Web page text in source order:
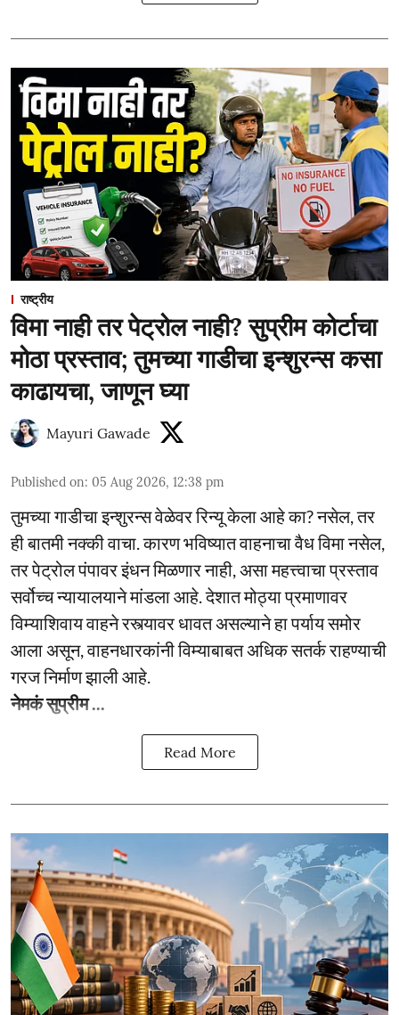
राष्ट्रीय
विमा नाही तर पेट्रोल नाही? सुप्रीम कोर्टाचा
मोठा प्रस्ताव; तुमच्या गाडीचा इन्शुरन्स कसा
काढायचा, जाणून घ्या
Mayuri Gawade
Published on: 05 Aug 2026, 12:38 pm
तुमच्या गाडीचा इन्शुरन्स वेळेवर रिन्यू केला आहे का? नसेल, तर
ही बातमी नक्की वाचा. कारण भविष्यात वाहनाचा वैध विमा नसेल,
तर पेट्रोल पंपावर इंधन मिळणार नाही, असा महत्त्वाचा प्रस्ताव
सर्वोच्च न्यायालयाने मांडला आहे. देशात मोठ्या प्रमाणावर
विम्याशिवाय वाहने रस्त्यावर धावत असल्याने हा पर्याय समोर
आला असून, वाहनधारकांनी विम्याबाबत अधिक सतर्क राहण्याची
गरज निर्माण झाली आहे.
नेमकं सुप्रीम ...
Read More